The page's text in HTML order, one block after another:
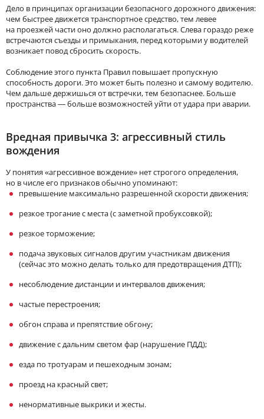
Дело в принципах организации безопасного дорожного движения:
чем быстрее движется транспортное средство, тем левее
на проезжей части оно должно располагаться. Слева гораздо реже
встречаются съезды и примыкания, перед которыми у водителей
возникает повод сбросить скорость.
Соблюдение этого пункта Правил повышает пропускную
способность дороги. Это может быть полезно и самому водителю.
Чем дальше держишься от встречки, тем безопаснее. Больше
пространства — больше возможностей уйти от удара при аварии.
Вредная привычка 3: агрессивный стиль
вождения
У понятия «агрессивное вождение» нет строгого определения,
но в числе его признаков обычно упоминают:
превышение максимально разрешенной скорости движения;
резкое трогание с места (с заметной пробуксовкой);
резкое торможение;
подача звуковых сигналов другим участникам движения
(сейчас это можно делать только для предотвращения ДТП);
несоблюдение дистанции и интервалов движения;
частые перестроения;
обгон справа и препятствие обгону;
движение с дальним светом фар (нарушение ПДД);
езда по тротуарам и пешеходным зонам;
проезд на красный свет;
ненормативные выкрики и жесты.